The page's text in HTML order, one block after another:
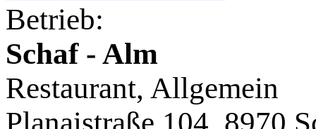
Betrieb:
Schaf - Alm
Restaurant, Allgemein
Planaistraße 104, 8970